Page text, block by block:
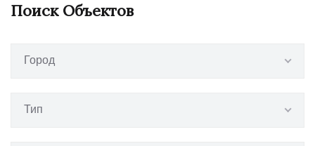
Поиск Объектов
Город
Тип